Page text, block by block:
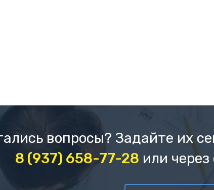
вопросы? Задайте их
8 (937) 658-77-28 или